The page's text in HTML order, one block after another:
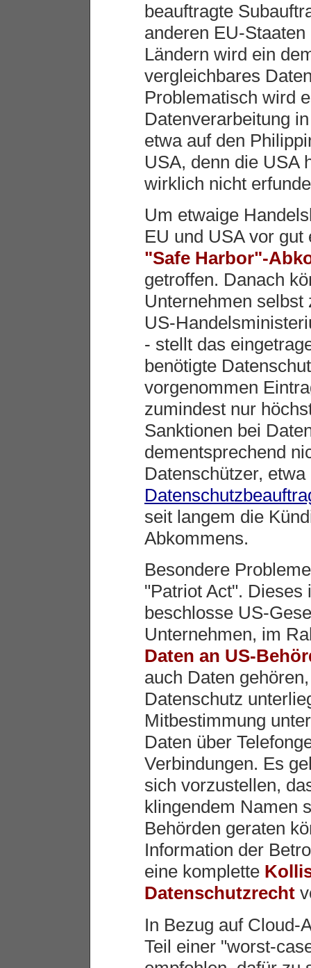
beauftragte
anderen EU-
Ländern wird ein
vergleichbares
Problematisch wird
Datenverarbeitung
etwa auf den
USA, denn die USA
wirklich nicht
Um etwaige
EU und USA vor
"Safe Harbor"-
getroffen. Danach
Unternehmen
US-
- stellt das
benötigte
vorgenommen
zumindest nur
Sanktionen bei
dementsprechend
Datenschützer,
seit langem die
Abkommens.
Besondere
"Patriot Act". Dieses
beschlosse US-
Unternehmen, im
Daten an US-
auch Daten
Datenschutz
Mitbestimmung
Daten über
Verbindungen. Es
sich vorzustellen,
klingendem Namen
Behörden geraten
Information der
eine komplette
Datenschutzrecht
In Bezug auf Cloud-
Teil einer "worst-